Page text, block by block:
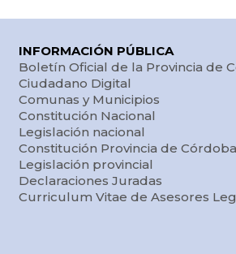
INFORMACIÓN PÚBLICA
Boletín Oficial de la Provincia de
Ciudadano Digital
Comunas y Municipios
Constitución Nacional
Legislación nacional
Constitución Provincia de Córdoba
Legislación provincial
Declaraciones Juradas
Curriculum Vitae de Asesores